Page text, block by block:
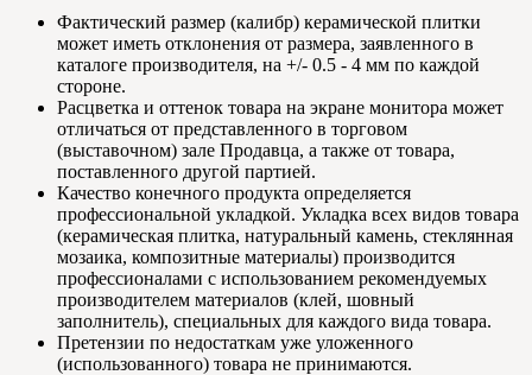
Фактический размер (калибр) керамической плитки
может иметь отклонения от размера, заявленного в
каталоге производителя, на +/- 0.5 - 4 мм по каждой
стороне.
Расцветка и оттенок товара на экране монитора может
отличаться от представленного в торговом
(выставочном) зале Продавца, а также от товара,
поставленного другой партией.
Качество конечного продукта определяется
профессиональной укладкой. Укладка всех видов товара
(керамическая плитка, натуральный камень, стеклянная
мозаика, композитные материалы) производится
профессионалами с использованием рекомендуемых
производителем материалов (клей, шовный
заполнитель), специальных для каждого вида товара.
Претензии по недостаткам уже уложенного
(использованного) товара не принимаются.